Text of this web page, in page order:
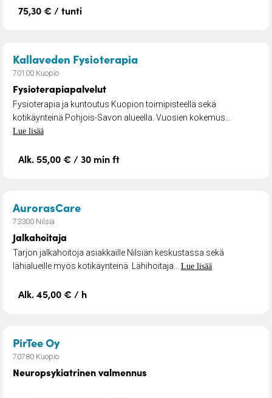
75,30 € / tunti
Kallaveden Fysioterapia– Fysioterapiapalvelut
70100 Kuopio
Fysioterapiapalvelut
Fysioterapia ja kuntoutus Kuopion toimipisteellä sekä
kotikäynteinä Pohjois-Savon alueella. Vuosien kokemus...
Lue lisää
Alk. 55,00 € / 30 min ft
AurorasCare– Jalkahoitaja
73300 Nilsiä
Jalkahoitaja
Tarjon jalkahoitoja asiakkaille Nilsiän keskustassa sekä
lähialueille myös kotikäynteinä. Lähihoitaja... Lue lisää
Alk. 45,00 € / h
PirTee Oy– Neuropsykiatrinen valmennus
70780 Kuopio
Neuropsykiatrinen valmennus